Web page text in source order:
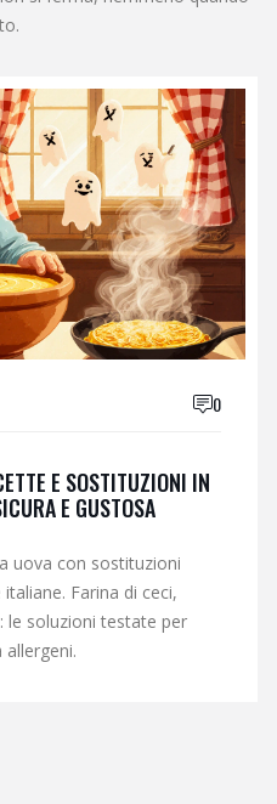
0
E SOSTITUZIONI IN
E GUSTOSA
uova con sostituzioni
Farina di ceci,
le soluzioni testate per